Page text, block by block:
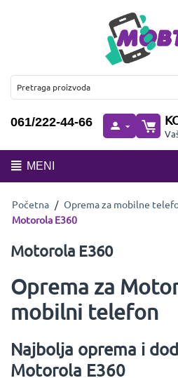
061/222-44-66
MENI
Početna / Oprema za mobilne
Motorola E360
Motorola E360
Oprema za
mobilni telefon
Najbolja oprema i
Motorola E360